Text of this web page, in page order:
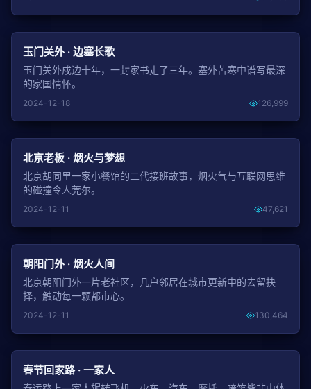
玉门关外 · 边塞长歌
玉门关外戍边十年，一封家书走了三年。塞外苦寒中谱写最深
的家国情怀。
2024-12-18 126,999
北京老板 · 烟火与梦想
北京胡同里一家小餐馆的二代接班故事，烟火气与互联网思维
的碰撞令人莞尔。
2024-12-11 47,621
朝阳门外 · 烟火人间
北京朝阳门外一片老社区，几户邻居在城市更新中的去留抉
择，触动每一颗都市心。
2024-12-11 130,464
春节回家路 · 一家人